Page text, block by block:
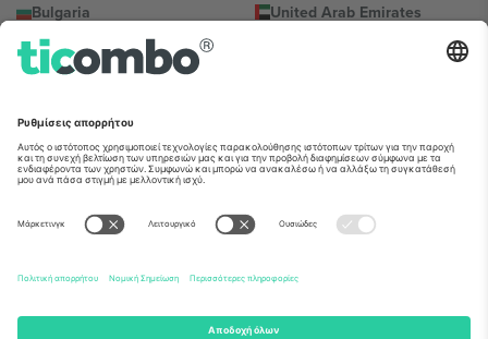
Bulgaria
Regus Sofia City West, bul
Totleben 53-55, 1606 Sofia,
United Arab Emirates
UAE Dubai Silicon Oasis, DDP
Building A1, Office 302, Dubai,
Mexico
Av Chapultepec 360, Roma
Norte, Cuauhtémoc, 06700
Ciudad de México, CDMX,
Mexico
Η νομική οντότητα του παρόχου πλατφόρμας ενδέχεται να
τομέα. Για λεπτομέρειες ανατρέξτε στη σελίδα της συγκεκριμένης